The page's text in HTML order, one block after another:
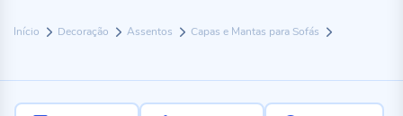
Início Decoração Assentos Capas e Mantas para Sofás